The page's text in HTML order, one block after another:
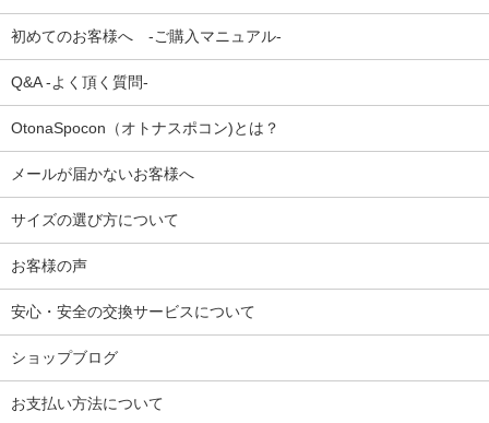
初めてのお客様へ -ご購入マニュアル-
Q&A -よく頂く質問-
OtonaSpocon（オトナスポコン)とは？
メールが届かないお客様へ
サイズの選び方について
お客様の声
安心・安全の交換サービスについて
ショップブログ
お支払い方法について